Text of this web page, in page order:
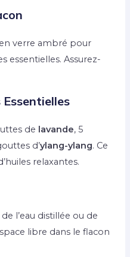
verre ambré pour
essentielles. Assurez-
de lavande, 5
d’ylang-ylang. Ce
relaxantes.
l’eau distillée ou de
libre dans le flacon